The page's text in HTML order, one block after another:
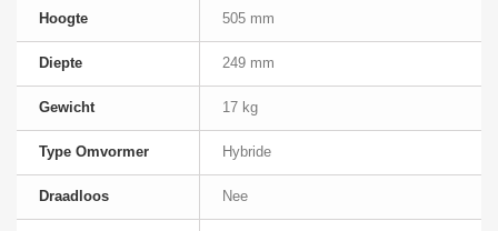
Hoogte 505 mm
Diepte 249 mm
Gewicht 17 kg
Type Omvormer Hybride
Draadloos Nee